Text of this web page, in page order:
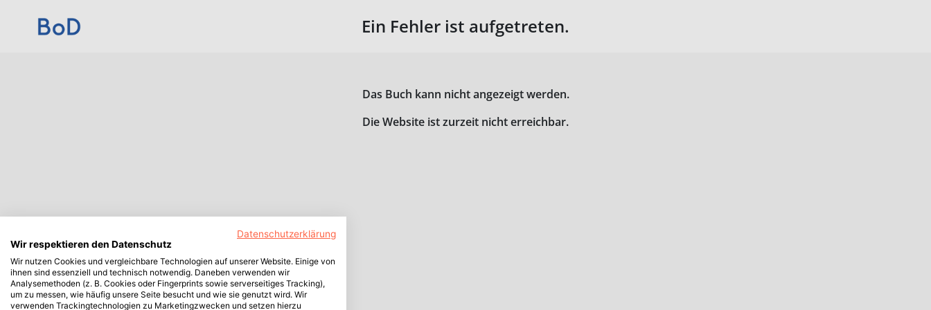
Ein Fehler ist aufgetreten.
Das Buch kann nicht angezeigt werden.
Die Website ist zurzeit nicht erreichbar.
Datenschutzerklärung
Wir respektieren den Datenschutz
Wir nutzen Cookies und vergleichbare Technologien auf unserer Website. Einige von
ihnen sind essenziell und technisch notwendig. Daneben verwenden wir
Analysemethoden (z. B. Cookies oder Fingerprints sowie serverseitiges Tracking),
um zu messen, wie häufig unsere Seite besucht und wie sie genutzt wird. Wir
verwenden Trackingtechnologien zu Marketingzwecken und setzen hierzu